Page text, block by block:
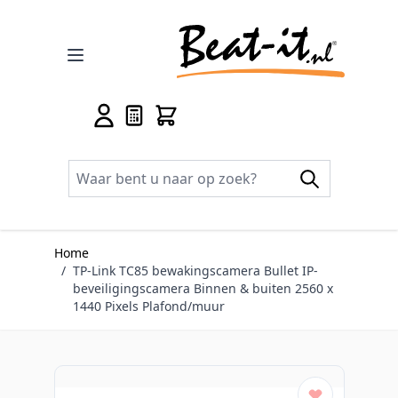
Home
/ TP-Link TC85 bewakingscamera Bullet IP-
beveiligingscamera Binnen & buiten 2560 x
1440 Pixels Plafond/muur